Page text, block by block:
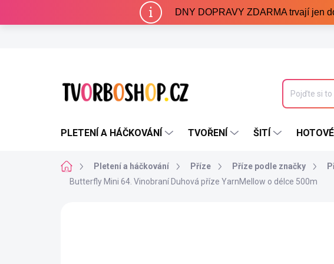
obsah
DNY DOPRAVY ZDARMA trvají jen
PLETENÍ A HÁČKOVÁNÍ TVOŘENÍ ŠITÍ
DomůPletení a háčkování Příze Příze podle značky
Butterfly Mini 64. Vinobraní Duhová příze YarnMellow o délce 500m